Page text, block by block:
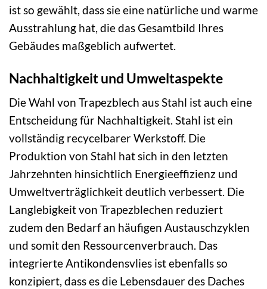
ist so gewählt, dass sie eine natürliche und warme
Ausstrahlung hat, die das Gesamtbild Ihres
Gebäudes maßgeblich aufwertet.
Nachhaltigkeit und Umweltaspekte
Die Wahl von Trapezblech aus Stahl ist auch eine
Entscheidung für Nachhaltigkeit. Stahl ist ein
vollständig recycelbarer Werkstoff. Die
Produktion von Stahl hat sich in den letzten
Jahrzehnten hinsichtlich Energieeffizienz und
Umweltverträglichkeit deutlich verbessert. Die
Langlebigkeit von Trapezblechen reduziert
zudem den Bedarf an häufigen Austauschzyklen
und somit den Ressourcenverbrauch. Das
integrierte Antikondensvlies ist ebenfalls so
konzipiert, dass es die Lebensdauer des Daches